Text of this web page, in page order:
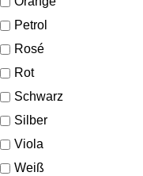
Petrol
Rosé
Rot
Schwarz
Silber
Viola
Weiß